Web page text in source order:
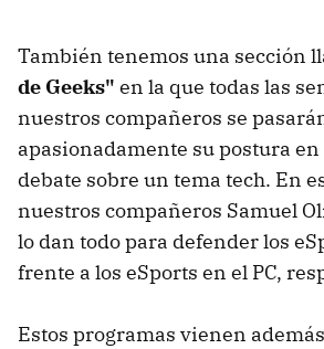
También tenemos una sección
de Geeks" en la que todas las
nuestros compañeros se
apasionadamente su postura
debate sobre un tema tech. En
nuestros compañeros Samuel
lo dan todo para defender los
frente a los eSports en el PC,
Estos programas vienen